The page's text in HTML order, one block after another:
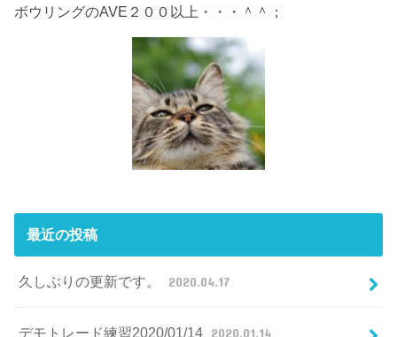
ボウリングのAVE２００以上・・・＾＾；
最近の投稿
久しぶりの更新です。 2020.04.17
デモトレード練習2020/01/14 2020.01.14